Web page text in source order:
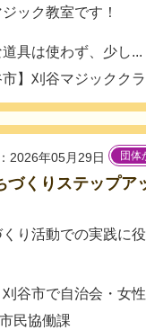
ック教室です！
具は使わず、少し...
市】刈谷マジックク
2026年05月29日 団体
づくりステップ
くり活動での実践に
谷市で自治会・女
民協働課